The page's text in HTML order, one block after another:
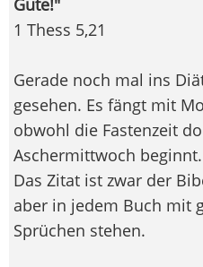
Gute!"
1 Thess 5,21
Gerade noch mal ins
gesehen. Es fängt mit
obwohl die Fastenzeit
Aschermittwoch beginnt.
Das Zitat ist zwar der
aber in jedem Buch mit
Sprüchen stehen.